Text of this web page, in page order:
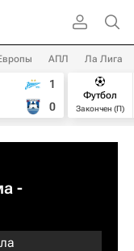
АПЛ Ла Лига
1
0
Футбол
Закончен (П)
-